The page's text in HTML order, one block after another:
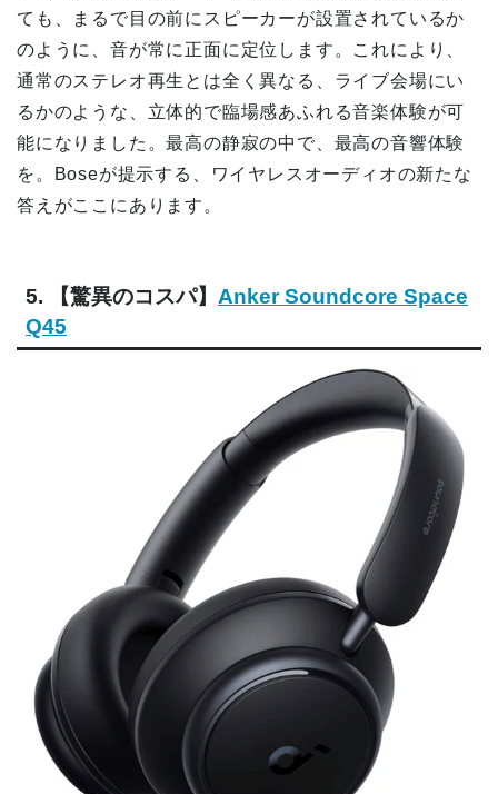
ても、まるで目の前にスピーカーが設置されているか
のように、音が常に正面に定位します。これにより、
通常のステレオ再生とは全く異なる、ライブ会場にい
るかのような、立体的で臨場感あふれる音楽体験が可
能になりました。最高の静寂の中で、最高の音響体験
を。Boseが提示する、ワイヤレスオーディオの新たな
答えがここにあります。
5. 【驚異のコスパ】 Anker Soundcore Space
Q45